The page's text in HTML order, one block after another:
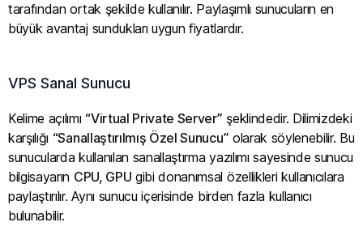
tarafından ortak şekilde kullanılır. Paylaşımlı sunucuların en
büyük avantaj sundukları uygun fiyatlardır.
VPS Sanal Sunucu
Kelime açılımı “Virtual Private Server” şeklindedir. Dilimizdeki
karşılığı “Sanallaştırılmış Özel Sunucu” olarak söylenebilir. Bu
sunucularda kullanılan sanallaştırma yazılımı sayesinde sunucu
bilgisayarın CPU, GPU gibi donanımsal özellikleri kullanıcılara
paylaştırılır. Aynı sunucu içerisinde birden fazla kullanıcı
bulunabilir.